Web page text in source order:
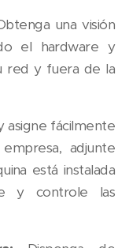
una visión
el hardware y
red y fuera de la
asigne fácilmente
adjunte
está instalada
y controle las